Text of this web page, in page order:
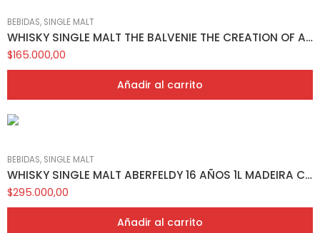
BEBIDAS, SINGLE MALT
WHISKY SINGLE MALT THE BALVENIE THE CREATION OF A CLASSIC 700ML EN CAJA
$165.000,00
Añadir al carrito
BEBIDAS, SINGLE MALT
WHISKY SINGLE MALT ABERFELDY 16 AÑOS 1L MADEIRA CASKS EN CAJA
$295.000,00
Añadir al carrito